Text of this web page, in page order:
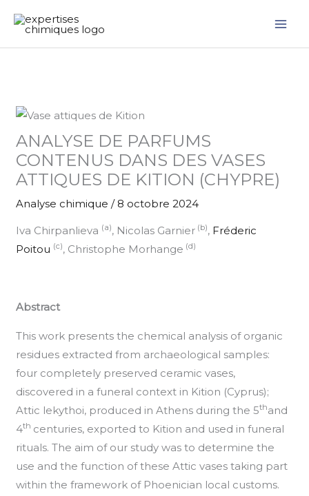
contenu
ANALYSE DE PARFUMS
CONTENUS DANS DES VASES
ATTIQUES DE KITION (CHYPRE)
Analyse chimique / 8 octobre 2024
Iva Chirpanlieva (a), Nicolas Garnier (b), Fréderic
Poitou (c), Christophe Morhange (d)
Abstract
This work presents the chemical analysis of organic
residues extracted from archaeological samples:
four completely preserved ceramic vases,
discovered in a funeral context in Kition (Cyprus);
Attic lekythoi, produced in Athens during the 5thand
4th centuries, exported to Kition and used in funeral
rituals. The aim of our study was to determine the
use and the function of these Attic vases taking part
within the framework of Phoenician local customs.